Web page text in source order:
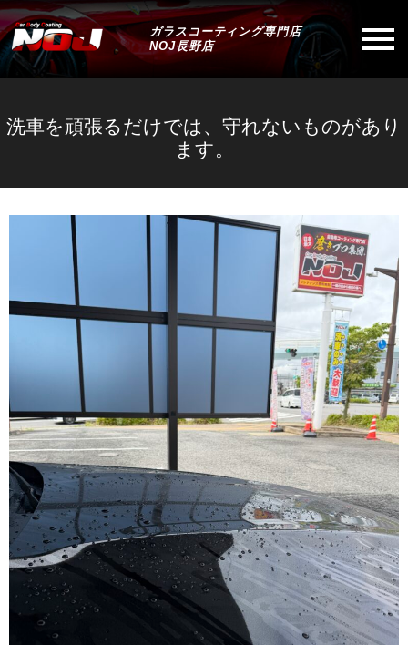
ガラスコーティング専門店
NOJ長野店
洗車を頑張るだけでは、守れないものがあり
ます。